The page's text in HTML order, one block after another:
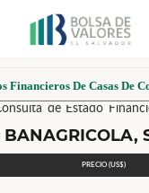
Financieros De Casas De
de Estado
BANAGRICOLA,
PRECIO (US$)